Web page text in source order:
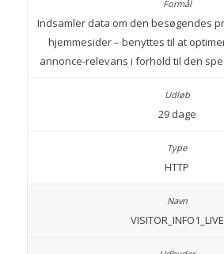
Indsamler data om den besøgendes
hjemmesider – benyttes til at
annonce-relevans i forhold til den
29 dage
HTTP
VISITOR_INFO1_LIVE